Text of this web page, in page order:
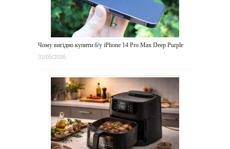
Чому вигідно купити б/у iPhone 14 Pro Max Deep Purple
31/05/2026